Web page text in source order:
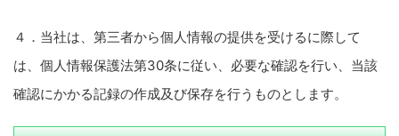
４．当社は、第三者から個人情報の提供を受けるに際して
は、個人情報保護法第30条に従い、必要な確認を行い、当該
確認にかかる記録の作成及び保存を行うものとします。